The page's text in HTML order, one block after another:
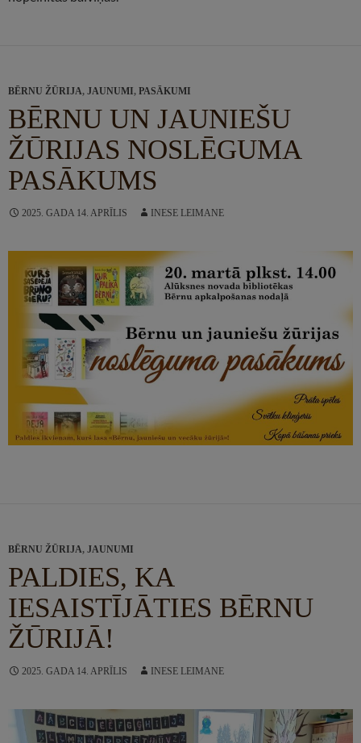
BĒRNU ŽŪRIJA, JAUNUMI, PASĀKUMI
BĒRNU UN JAUNIEŠU
ŽŪRIJAS NOSLĒGUMA
PASĀKUMS
2025. GADA 14. APRĪLIS INESE LEIMANE
BĒRNU ŽŪRIJA, JAUNUMI
PALDIES, KA
IESAISTĪJĀTIES BĒRNU
ŽŪRIJĀ!
2025. GADA 14. APRĪLIS INESE LEIMANE